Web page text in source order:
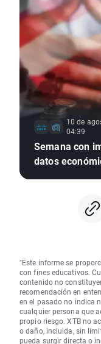
10 de
04:39
Semana con
datos
"Este informe se
con fines educativos.
contenido no
recomendación en
en el pasado no indica
cualquier persona que
propio riesgo. XTB no
o daño, incluida, sin
pueda surgir directa o